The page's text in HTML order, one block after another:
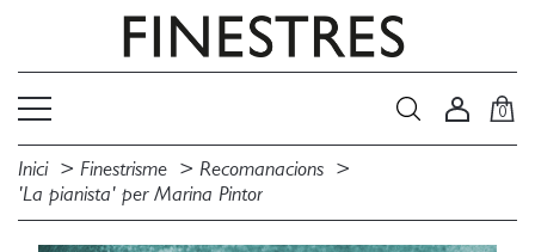
0
Inici Finestrisme
Recomanacions
'La pianista' per Marina Pintor